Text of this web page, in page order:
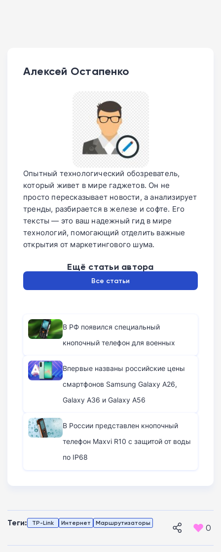
Алексей Остапенко
Опытный технологический обозреватель,
который живет в мире гаджетов. Он не
просто пересказывает новости, а анализирует
тренды, разбирается в железе и софте. Его
тексты — это ваш надежный гид в мире
технологий, помогающий отделить важные
открытия от маркетингового шума.
Ещё статьи автора
Все статьи
В РФ появился специальный
кнопочный телефон для военных
Впервые названы российские цены
смартфонов Samsung Galaxy A26,
Galaxy A36 и Galaxy A56
В России представлен кнопочный
телефон Maxvi R10 с защитой от воды
по IP68
Теги: TP-Link Интернет Маршрутизаторы 0